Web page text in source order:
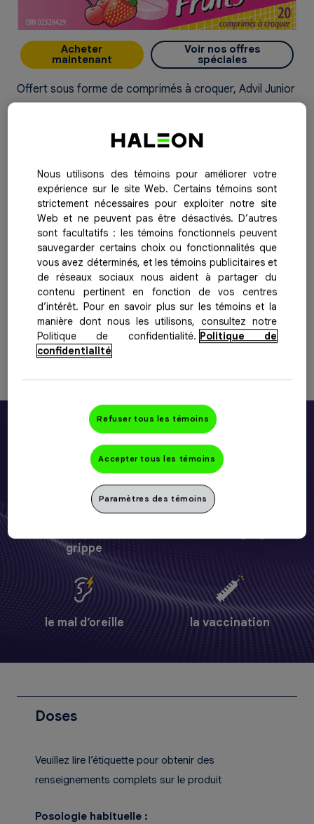
Fruits
Acheter
maintenant
Voir nos offres
spéciales
Offert sous forme de comprimés à croquer, Advil Junior
fruits. Convient aux enfants de 2 à 12 ans.
Utilité :antipyrétique / analgésique
Ingrédients actifs par dose : Chaque comprimé contient
100 mg d’ibuprofène
Format offert :20 comprimés à croquer
Saveur :
Pour obtenir de plus amples renseignements, veuillez
consulter lefeuillet d’accompagnement du produit
ABAISSE LA FIÈVRE ET SOULAGE LA
DOULEUR CAUSÉE PAR :
grippe
le mal d’oreille la vaccination
Doses
Veuillez lire l’étiquette pour obtenir des
renseignements complets sur le produit
Posologie habituelle :
Nous utilisons des témoins pour améliorer votre
expérience sur le site Web. Certains témoins sont
strictement nécessaires pour exploiter notre site
Web et ne peuvent pas être désactivés. D’autres
sont facultatifs : les témoins fonctionnels peuvent
sauvegarder certains choix ou fonctionnalités que
vous avez déterminés, et les témoins publicitaires et
de réseaux sociaux nous aident à partager du
contenu pertinent en fonction de vos centres
d’intérêt. Pour en savoir plus sur les témoins et la
manière dont nous les utilisons, consultez notre
Politique de confidentialité. Politique de
confidentialité
Refuser tous les témoins
Accepter tous les témoins
Paramètres des témoins